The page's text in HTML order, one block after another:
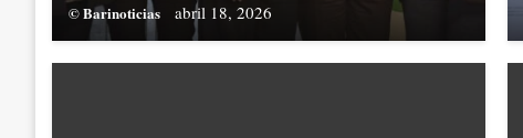
© Barinoticias abril 18, 2026